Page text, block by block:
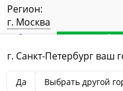
Регион:
г. Москва
г. Санкт-Петербург ваш
Да Выбрать другой
Избранное Товар в
СравнениеТовар в
Вход
Вход